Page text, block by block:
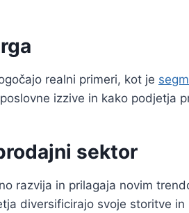
realni primeri, kot je
izzive in kako podjetja
sektor
razvija in prilagaja novim
diversificirajo svoje storitve